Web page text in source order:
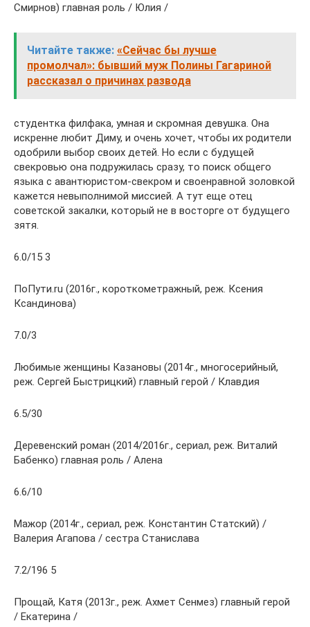
Смирнов) главная роль / Юлия /
Читайте также: «Сейчас бы лучше
промолчал»: бывший муж Полины Гагариной
рассказал о причинах развода
студентка филфака, умная и скромная девушка. Она
искренне любит Диму, и очень хочет, чтобы их родители
одобрили выбор своих детей. Но если с будущей
свекровью она подружилась сразу, то поиск общего
языка с авантюристом-свекром и своенравной золовкой
кажется невыполнимой миссией. А тут еще отец
советской закалки, который не в восторге от будущего
зятя.
6.0/15 3
ПоПути.ru (2016г., короткометражный, реж. Ксения
Ксандинова)
7.0/3
Любимые женщины Казановы (2014г., многосерийный,
реж. Сергей Быстрицкий) главный герой / Клавдия
6.5/30
Деревенский роман (2014/2016г., сериал, реж. Виталий
Бабенко) главная роль / Алена
6.6/10
Мажор (2014г., сериал, реж. Константин Статский) /
Валерия Агапова / сестра Станислава
7.2/196 5
Прощай, Катя (2013г., реж. Ахмет Сенмез) главный герой
/ Екатерина /